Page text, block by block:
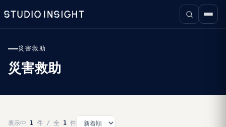
災害救助
災害救助
表示中 1 件 / 全 1 件